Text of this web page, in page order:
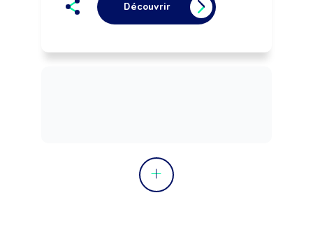
Découvrir